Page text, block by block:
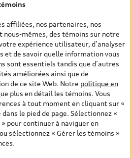
sont les prix de vente établis par les
de prélivraison, les taxes
véhicules neufs) et les frais
Toutefois, les taxes de
noter que les prix de l’estimateur de
a été consulté au moyen de l’onglet
indicatif). Toutefois, s’il a été
de recherche de véhicules neufs et
sont des prix de vente (prix de vente
généraux sur les
montrés à titre indicatif seulement,
peuvent ne pas être offertes sur les
les efforts déployés pour assurer
des erreurs peuvent survenir
affiliées, nos partenaires, nos
nous-mêmes, des témoins sur notre
expérience utilisateur, d’analyser
et de savoir quelle information vous
sont essentiels tandis que d’autres
améliorées ainsi que de
de ce site Web. Notre politique en
plus en détail les témoins. Vous
à tout moment en cliquant sur «
le pied de page. Sélectionnez «
pour continuer à naviguer en
sélectionnez « Gérer les témoins »